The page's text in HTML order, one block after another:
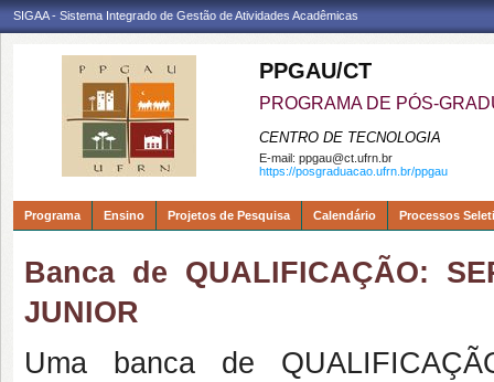
SIGAA - Sistema Integrado de Gestão de Atividades Acadêmicas
PPGAU/CT
PROGRAMA DE PÓS-
CENTRO DE TECNOLOGIA
E-mail: ppgau@ct.ufrn.br
https://posgraduacao.ufrn.br/ppgau
Programa Ensino Projetos de Pesquisa Calendário Processos
Banca de QUALIFICAÇÃO:
JUNIOR
Uma banca de